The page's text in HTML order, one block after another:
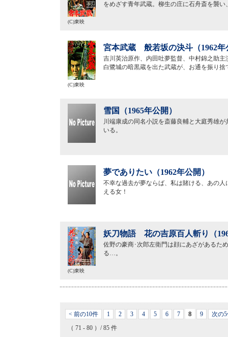
をめざす青年武蔵。柳生の庄に石舟斎を襲
(C)東映
宮本武蔵 般若坂の決斗（1962年
吉川英治原作、内田吐夢監督、中村錦之助
白鷺城の暗黒蔵を出た武蔵が、お通を振り
(C)東映
雪国（1965年公開）
川端康成の同名小説を斎藤良輔と大庭秀雄
いる。
夢でありたい（1962年公開）
不幸な過去が夢ならば、私は賭ける、あの
える女！
妖刀物語 花の吉原百人斬り（
佐野の豪商･次郎左衛門は顔にあざがあるた
る…。
(C)東映
< 前の10件 1 2 3 4 5 6 7 8 9
次の
（ 71 - 80 ）/ 85 件